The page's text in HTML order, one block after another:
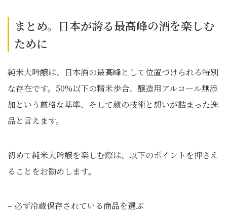
まとめ。日本が誇る最高峰の酒を楽しむ
ために
純米大吟醸は、日本酒の最高峰として位置づけられる特別
な存在です。50%以下の精米歩合、醸造用アルコール無添
加という厳格な基準、そして蔵の技術と想いが詰まった逸
品と言えます。
初めて純米大吟醸を楽しむ際は、以下のポイントを押さえ
ることをお勧めします。
– 必ず冷蔵保存されている商品を選ぶ